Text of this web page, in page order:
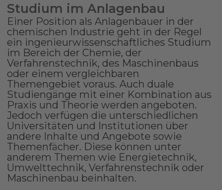
Studium im Anlagenbau
Einer Position als Anlagenbauer in der
chemischen Industrie geht in der Regel
ein ingenieurwissenschaftliches Studium
im Bereich der Chemie, der
Verfahrenstechnik, des Maschinenbaus
oder einem vergleichbaren
Themengebiet voraus. Auch duale
Studiengänge mit einer Kombination aus
Praxis und Theorie werden angeboten.
Jedoch verfügen die unterschiedlichen
Universitäten und Institutionen über
andere Inhalte und Angebote sowie
Themenfächer. Diese können unter
anderem Themen wie Energietechnik,
Umwelttechnik, Verfahrenstechnik oder
Maschinenbau beinhalten.